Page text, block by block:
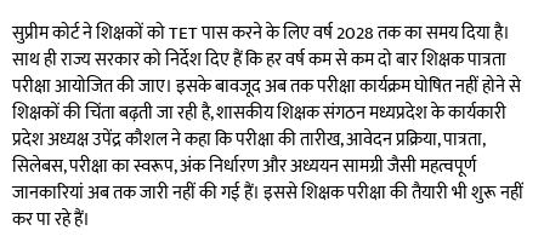
सुप्रीम कोर्ट ने शिक्षकों को TET पास करने के लिए वर्ष 2028 तक का समय दिया है।
साथ ही राज्य सरकार को निर्देश दिए हैं कि हर वर्ष कम से कम दो बार शिक्षक पात्रता
परीक्षा आयोजित की जाए। इसके बावजूद अब तक परीक्षा कार्यक्रम घोषित नहीं होने से
शिक्षकों की चिंता बढ़ती जा रही है, शासकीय शिक्षक संगठन मध्यप्रदेश के कार्यकारी
प्रदेश अध्यक्ष उपेंद्र कौशल ने कहा कि परीक्षा की तारीख, आवेदन प्रक्रिया, पात्रता,
सिलेबस, परीक्षा का स्वरूप, अंक निर्धारण और अध्ययन सामग्री जैसी महत्वपूर्ण
जानकारियां अब तक जारी नहीं की गई हैं। इससे शिक्षक परीक्षा की तैयारी भी शुरू नहीं
कर पा रहे हैं।